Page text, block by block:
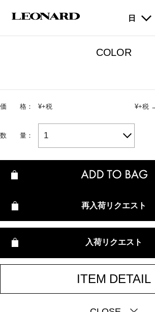
COLOR
価 格： ¥+税 ¥+税
数 量： 1
再入荷リクエスト
入荷リクエスト
ITEM DETAIL
日